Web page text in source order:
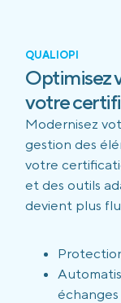
QUALIOPI
Optimisez
votre
Modernisez
gestion des
votre
et des outils
devient plus
échanges